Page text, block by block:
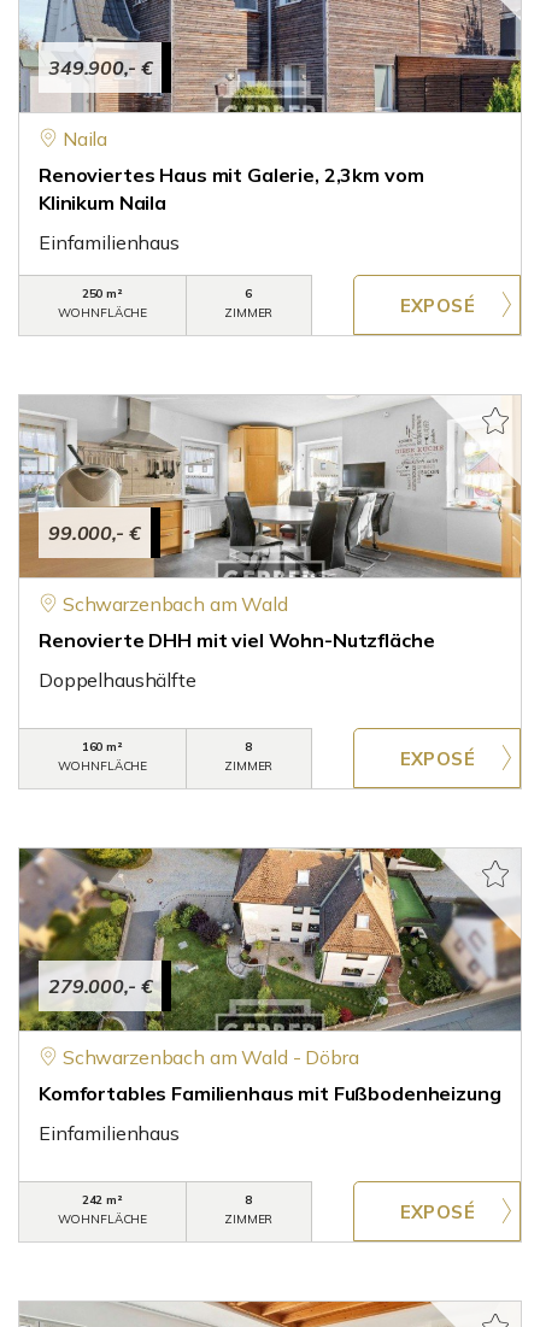
349.900,- €
Naila
Renoviertes Haus mit Galerie, 2,3km vom
Klinikum Naila
Einfamilienhaus
250 m²
WOHNFLÄCHE
6
ZIMMER
99.000,- €
Schwarzenbach am Wald
Renovierte DHH mit viel Wohn-Nutzfläche
Doppelhaushälfte
160 m²
WOHNFLÄCHE
8
ZIMMER
279.000,- €
Schwarzenbach am Wald - Döbra
Komfortables Familienhaus mit Fußbodenheizung
Einfamilienhaus
242 m²
WOHNFLÄCHE
8
ZIMMER